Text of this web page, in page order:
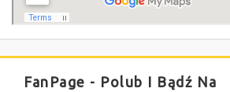
FanPage - Polub I Bądź Na